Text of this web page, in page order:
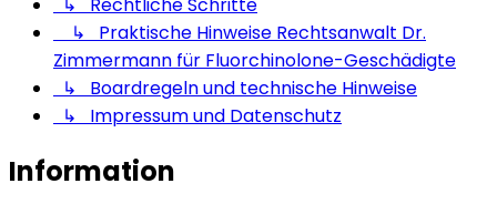
↳ Rechtliche Schritte
↳ Praktische Hinweise Rechtsanwalt Dr.
Zimmermann für Fluorchinolone-Geschädigte
↳ Boardregeln und technische Hinweise
↳ Impressum und Datenschutz
Information